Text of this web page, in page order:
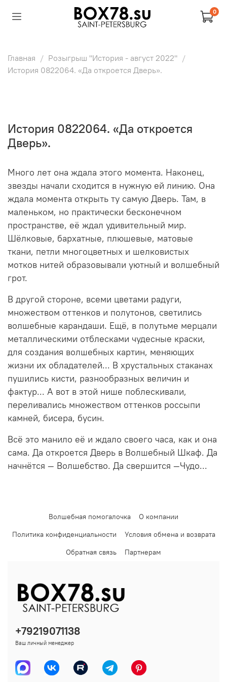
0
Главная
Розыгрыш "История - август 2022"
История 0822064. «Да откроется Дверь».
История 0822064. «Да откроется
Дверь».
Много лет она ждала этого момента. Наконец,
звезды начали сходится в нужную ей линию. Она
ждала момента открыть ту самую Дверь. Там, в
маленьком, но практически бесконечном
пространстве, её ждал удивительный мир.
Шёлковые, бархатные, плюшевые, матовые
ткани, петли многоцветных и шелковистых
мотков нитей образовывали уютный и волшебный
грот.
В другой стороне, всеми цветами радуги,
множеством оттенков и полутонов, светились
волшебные карандаши. Ещё, в полутьме мерцали
металлическими отблесками чудесные краски,
для создания волшебных картин, меняющих
жизни их обладателей... В хрустальных стаканах
пушились кисти, разнообразных величин и
фактур... А вот в этой нише поблескивали,
переливались множеством оттенков россыпи
камней, бисера, бусин.
Всё это манило её и ждало своего часа, как и она
сама. Да откроется Дверь в Волшебный Шкаф. Да
начнётся — Волшебство. Да свершится —Чудо...
Волшебная помогалочка
О компании
Политика конфиденциальности
Условия обмена и возврата
Обратная связь
Партнерам
+79219071138
Ваш личный менеджер